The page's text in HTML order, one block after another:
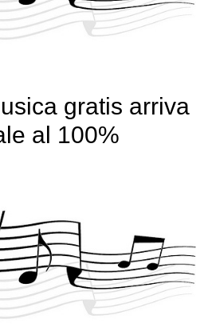
gratis arriva
al 100%